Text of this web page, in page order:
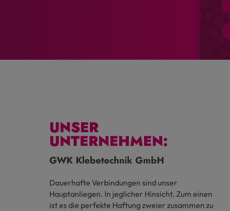
UNSER
UNTERNEHMEN:
GWK Klebetechnik GmbH
Dauerhafte Verbindungen sind unser
Hauptanliegen. In jeglicher Hinsicht. Zum einen
ist es die perfekte Haftung zweier zusammen zu